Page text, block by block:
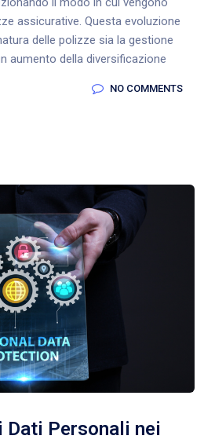
assicurative. Questa evoluzione
delle polizze sia la gestione
aumento della diversificazione
NO COMMENTS
Dati Personali nei